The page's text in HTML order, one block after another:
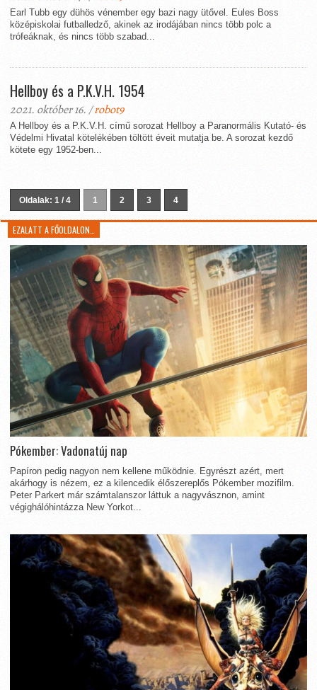
Earl Tubb egy dühös vénember egy bazi nagy ütővel. Eules Boss
középiskolai futballedző, akinek az irodájában nincs több polc a
trófeáknak, és nincs több szabad...
Hellboy és a P.K.V.H. 1954
2021. október 16. /robot9
A Hellboy és a P.K.V.H. című sorozat Hellboy a Paranormális Kutató- és
Védelmi Hivatal kötelékében töltött éveit mutatja be. A sorozat kezdő
kötete egy 1952-ben...
Oldalak: 1 / 4 1 2 3 4
EZALATT A FŐOLDALON…
Pókember: Vadonatúj nap
Papíron pedig nagyon nem kellene működnie. Egyrészt azért, mert
akárhogy is nézem, ez a kilencedik élőszereplős Pókember mozifilm.
Peter Parkert már számtalanszor láttuk a nagyvásznon, amint
végighálóhintázza New Yorkot...